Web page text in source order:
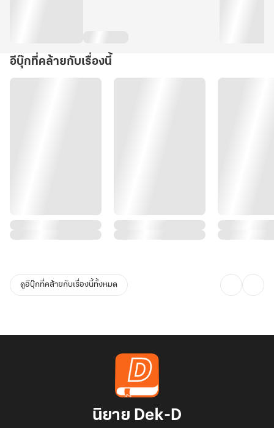
อีบุ๊กที่คล้ายกับเรื่องนี้
ดูอีบุ๊กที่คล้ายกับเรื่องนี้ทั้งหมด
นิยาย Dek-D